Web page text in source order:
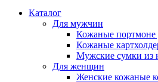
Каталог
Для мужчин
Кожаные
Кожаные
Мужские сумки из
Для женщин
Женские кожаные